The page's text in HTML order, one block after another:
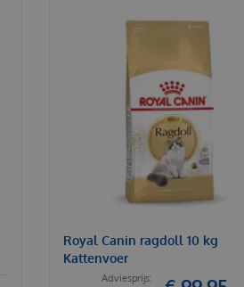
Royal Canin ragdoll 10 kg
Kattenvoer